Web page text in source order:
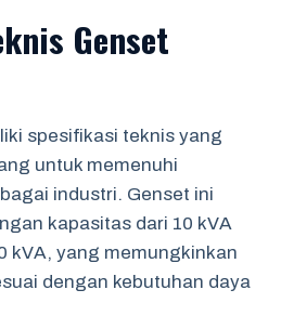
Genset
spesifikasi teknis yang
untuk memenuhi
industri. Genset ini
kapasitas dari 10 kVA
kVA, yang memungkinkan
dengan kebutuhan daya